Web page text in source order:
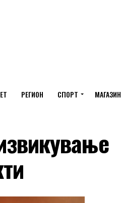
РЕГИОН СПОРТ МАГАЗИН